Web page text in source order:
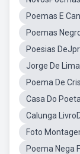
Poemas E
Poemas
Poesias
Jorge De
Poema De
Casa Do
Calunga
Foto
Poema Nega